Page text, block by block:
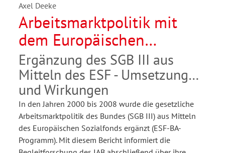
Axel Deeke
Arbeitsmarktpolitik mit
dem Europäischen
Sozialfonds
Ergänzung des SGB III aus
Mitteln des ESF - Umsetzung
und Wirkungen
In den Jahren 2000 bis 2008 wurde die gesetzliche
Arbeitsmarktpolitik des Bundes (SGB III) aus Mitteln
des Europäischen Sozialfonds ergänzt (ESF-BA-
Programm). Mit diesem Bericht informiert die